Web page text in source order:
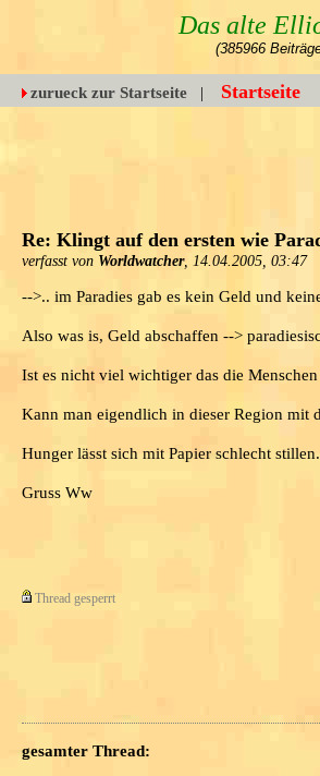
Das alte
(385966
zurueck zur Startseite | Startseite
Re: Klingt auf den ersten wie
verfasst von Worldwatcher, 14.04.2005, 03:47
-->.. im Paradies gab es kein Geld und
Also was is, Geld abschaffen -->
Ist es nicht viel wichtiger das die
Kann man eigendlich in dieser Region mit
Hunger lässt sich mit Papier schlecht stillen.
Gruss Ww
Thread gesperrt
gesamter Thread: